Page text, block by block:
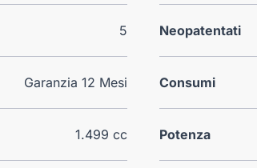
5 Neopatentati
Garanzia 12 Mesi Consumi
1.499 cc Potenza